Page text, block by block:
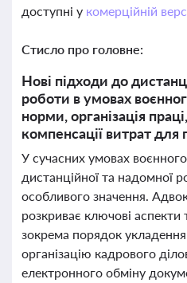
доступні у комерційній
Стисло про головне:
Нові підходи до
роботи в умовах
норми, організація
компенсації витрат для
У сучасних умовах воєнного
дистанційної та надомної
особливого значення.
розкриває ключові аспекти
зокрема порядок
організацію кадрового
електронного обміну